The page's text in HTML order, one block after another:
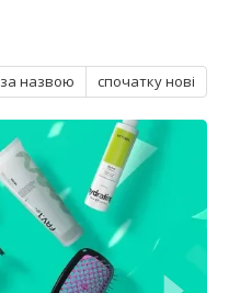
за назвою спочатку нові